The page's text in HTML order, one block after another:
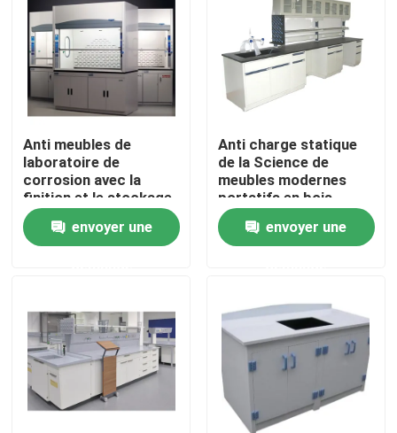
Maison
Produits
Au sujet de nous
Contrôle de qualité
Contactez-nous
Anti meubles de
laboratoire de
corrosion avec la
finition et le stockage
brillants d'étagères
envoyer une
Anti charge statique
de la Science de
meubles modernes
portatifs en bois
envoyer une